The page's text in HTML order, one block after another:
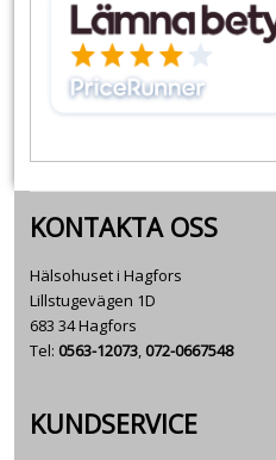
KONTAKTA OSS
Hälsohuset i Hagfors
Lillstugevägen 1D
683 34 Hagfors
Tel: 0563-12073,072-0667548
KUNDSERVICE